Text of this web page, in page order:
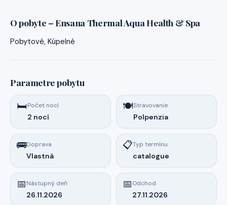
O pobyte – Ensana Thermal Aqua Health & Spa
Pobytové, Kúpelné
Parametre pobytu
🛏️Počet nocí
2 nocí
🍽️Stravovanie
Polpenzia
🚌Doprava
Vlastná
📋Typ termínu
catalogue
📅Nástupný deň
26.11.2026
📅Odchod
27.11.2026